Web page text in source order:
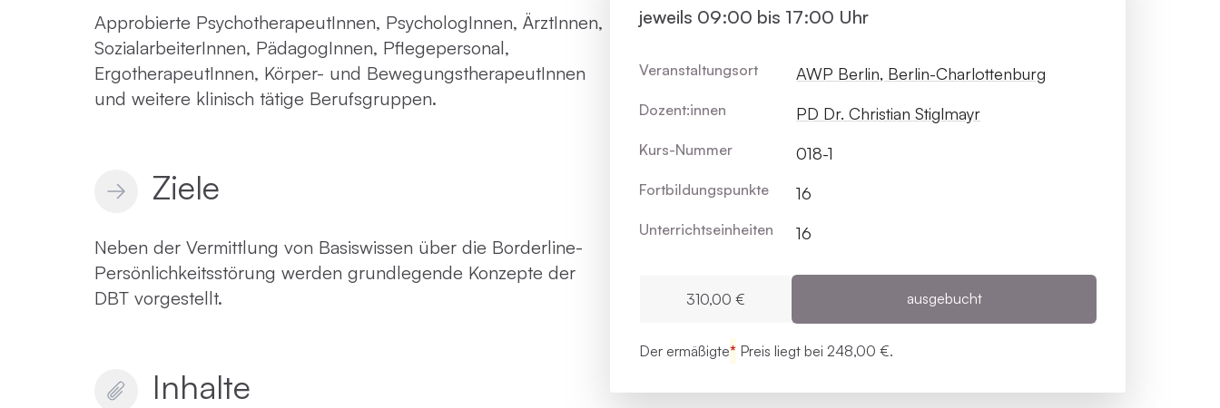
Approbierte PsychotherapeutInnen, PsychologInnen, ÄrztInnen,
SozialarbeiterInnen, PädagogInnen, Pflegepersonal,
ErgotherapeutInnen, Körper- und BewegungstherapeutInnen
und weitere klinisch tätige Berufsgruppen.
Ziele
Neben der Vermittlung von Basiswissen über die Borderline-
Persönlichkeitsstörung werden grundlegende Konzepte der
DBT vorgestellt.
Inhalte
jeweils 09:00 bis 17:00 Uhr
Veranstaltungsort AWP Berlin, Berlin-Charlottenburg
Dozent:innen PD Dr. Christian Stiglmayr
Kurs-Nummer 018-1
Fortbildungs­punkte 16
Unterrichts­einheiten 16
310,00 € ausgebucht
Der ermäßigte* Preis liegt bei 248,00 €.